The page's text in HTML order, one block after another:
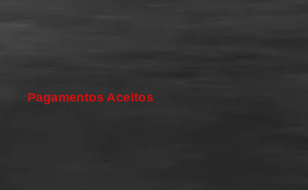
Pagamentos Aceitos